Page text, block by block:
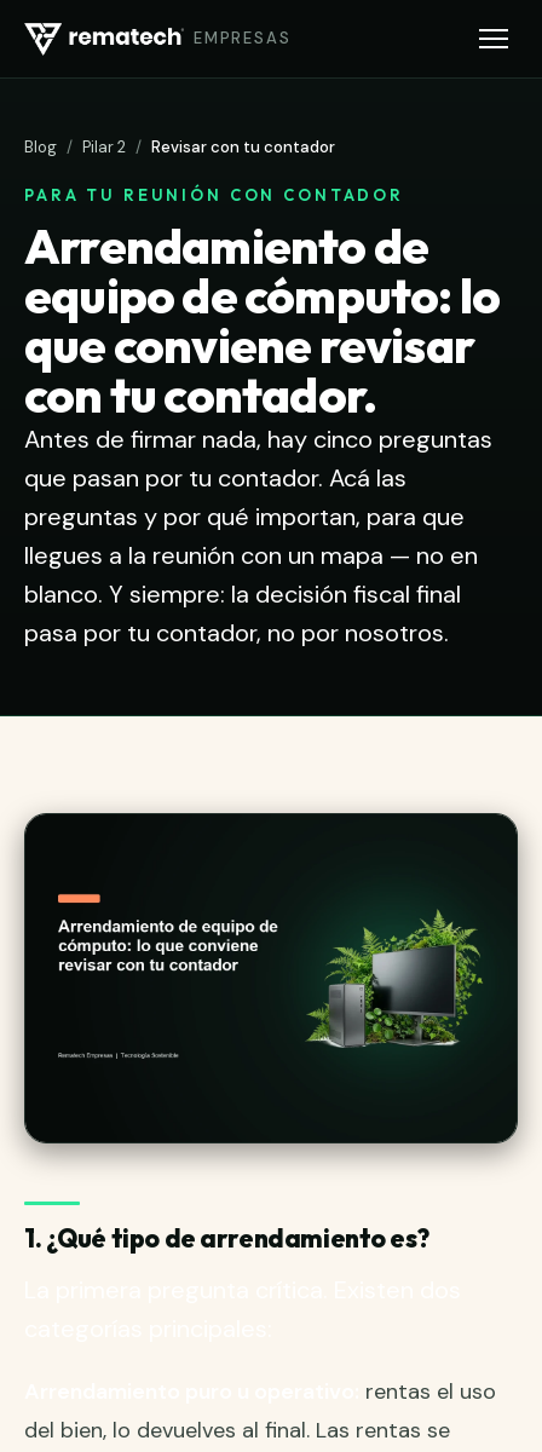
EMPRESAS
Blog / Pilar 2 / Revisar con tu contador
PARA TU REUNIÓN CON CONTADOR
Arrendamiento de
equipo de cómputo: lo
que conviene revisar
con tu contador.
Antes de firmar nada, hay cinco preguntas
que pasan por tu contador. Acá las
preguntas y por qué importan, para que
llegues a la reunión con un mapa — no en
blanco. Y siempre: la decisión fiscal final
pasa por tu contador, no por nosotros.
1. ¿Qué tipo de arrendamiento es?
rentas el uso
del bien, lo devuelves al final. Las rentas se